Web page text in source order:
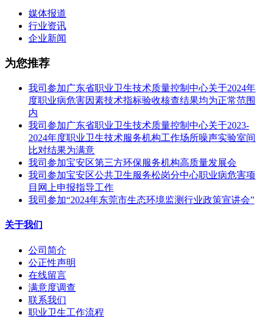
媒体报道
行业资讯
企业新闻
为您推荐
我司参加广东省职业卫生技术质量控制中心关于2024年
度职业病危害因素技术指标验收核查结果均为正常范围
内
我司参加广东省职业卫生技术质量控制中心关于2023-
2024年度职业卫生技术服务机构工作场所噪声实验室间
比对结果为满意
我司参加宝安区第三方环保服务机构高质量发展会
我司参加宝安区公共卫生服务松岗分中心职业病危害项
目网上申报指导工作
我司参加“2024年东莞市生态环境监测行业政策宣讲会”
关于我们
公司简介
公正性声明
在线留言
满意度调查
联系我们
职业卫生工作流程